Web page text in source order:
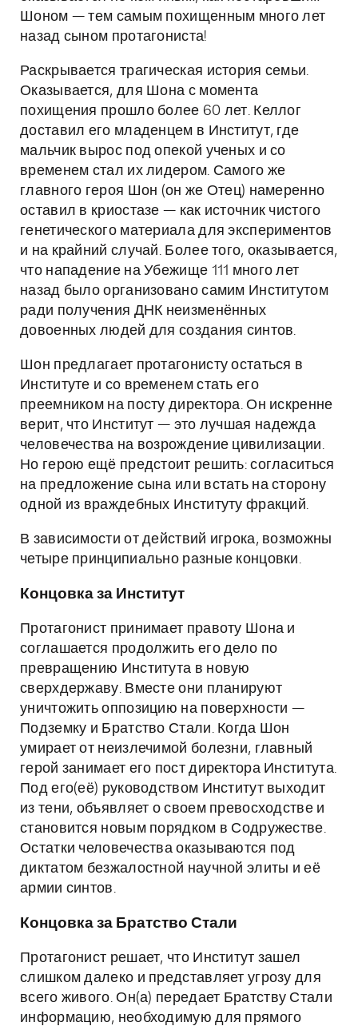
Шоном — тем самым похищенным много лет
назад сыном протагониста!
Раскрывается трагическая история семьи.
Оказывается, для Шона с момента
похищения прошло более 60 лет. Келлог
доставил его младенцем в Институт, где
мальчик вырос под опекой ученых и со
временем стал их лидером. Самого же
главного героя Шон (он же Отец) намеренно
оставил в криостазе — как источник чистого
генетического материала для экспериментов
и на крайний случай. Более того, оказывается,
что нападение на Убежище 111 много лет
назад было организовано самим Институтом
ради получения ДНК неизменённых
довоенных людей для создания синтов.
Шон предлагает протагонисту остаться в
Институте и со временем стать его
преемником на посту директора. Он искренне
верит, что Институт — это лучшая надежда
человечества на возрождение цивилизации.
Но герою ещё предстоит решить: согласиться
на предложение сына или встать на сторону
одной из враждебных Институту фракций.
В зависимости от действий игрока, возможны
четыре принципиально разные концовки.
Концовка за Институт
Протагонист принимает правоту Шона и
соглашается продолжить его дело по
превращению Института в новую
сверхдержаву. Вместе они планируют
уничтожить оппозицию на поверхности —
Подземку и Братство Стали. Когда Шон
умирает от неизлечимой болезни, главный
герой занимает его пост директора Института.
Под его(её) руководством Институт выходит
из тени, объявляет о своем превосходстве и
становится новым порядком в Содружестве.
Остатки человечества оказываются под
диктатом безжалостной научной элиты и её
армии синтов.
Концовка за Братство Стали
Протагонист решает, что Институт зашел
слишком далеко и представляет угрозу для
всего живого. Он(а) передает Братству Стали
информацию, необходимую для прямого